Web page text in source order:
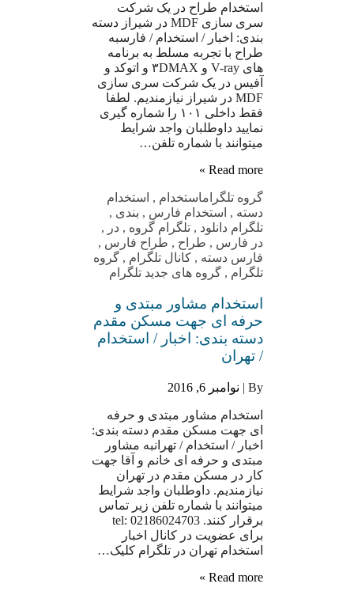
استخدام طراح در یک شرکت
سری سازی MDF در شیراز دسته
بندی: اخبار / استخدام / فارسبه
طراح با تجربه مسلط به برنامه
های V-ray و ۳DMAX و اتوکد و
آفیس در یک شرکت سری سازی
MDF در شیراز نیازمندیم. لطفا
فقط داخلی ۱۰۱ را شماره گیری
نمایید داوطلبان واجد شرایط
میتوانند با شماره تلفن…
Read more »
گروه تلگراماستخدام , استخدام
دسته , استخدام فارس , بندی ,
تلگرام دانلود , تلگرام گروه , در ,
در فارس , طراح , طراح فارس ,
فارس دسته , کانال تلگرام , گروه
تلگرام , گروه های جدید تلگرام
استخدام مشاور مبتدی و
حرفه ای جهت مسکن مقدم
دسته بندی: اخبار / استخدام
/ تهران
By | نوامبر 6, 2016
استخدام مشاور مبتدی و حرفه
ای جهت مسکن مقدم دسته بندی:
اخبار / استخدام / تهرانبه مشاور
مبتدی و حرفه ای خانم و آقا جهت
کار در مسکن مقدم در تهران
نیازمندیم. داوطلبان واجد شرایط
میتوانند با شماره تلفن زیر تماس
برقرار کنند. tel: 02186024703
برای عضویت در کانال اخبار
استخدام تهران در تلگرام کلیک…
Read more »